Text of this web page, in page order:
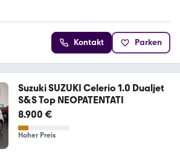
Kontakt Parken
Suzuki SUZUKI Celerio 1.0 Dualjet
S&S Top NEOPATENTATI
8.900 €
Hoher Preis